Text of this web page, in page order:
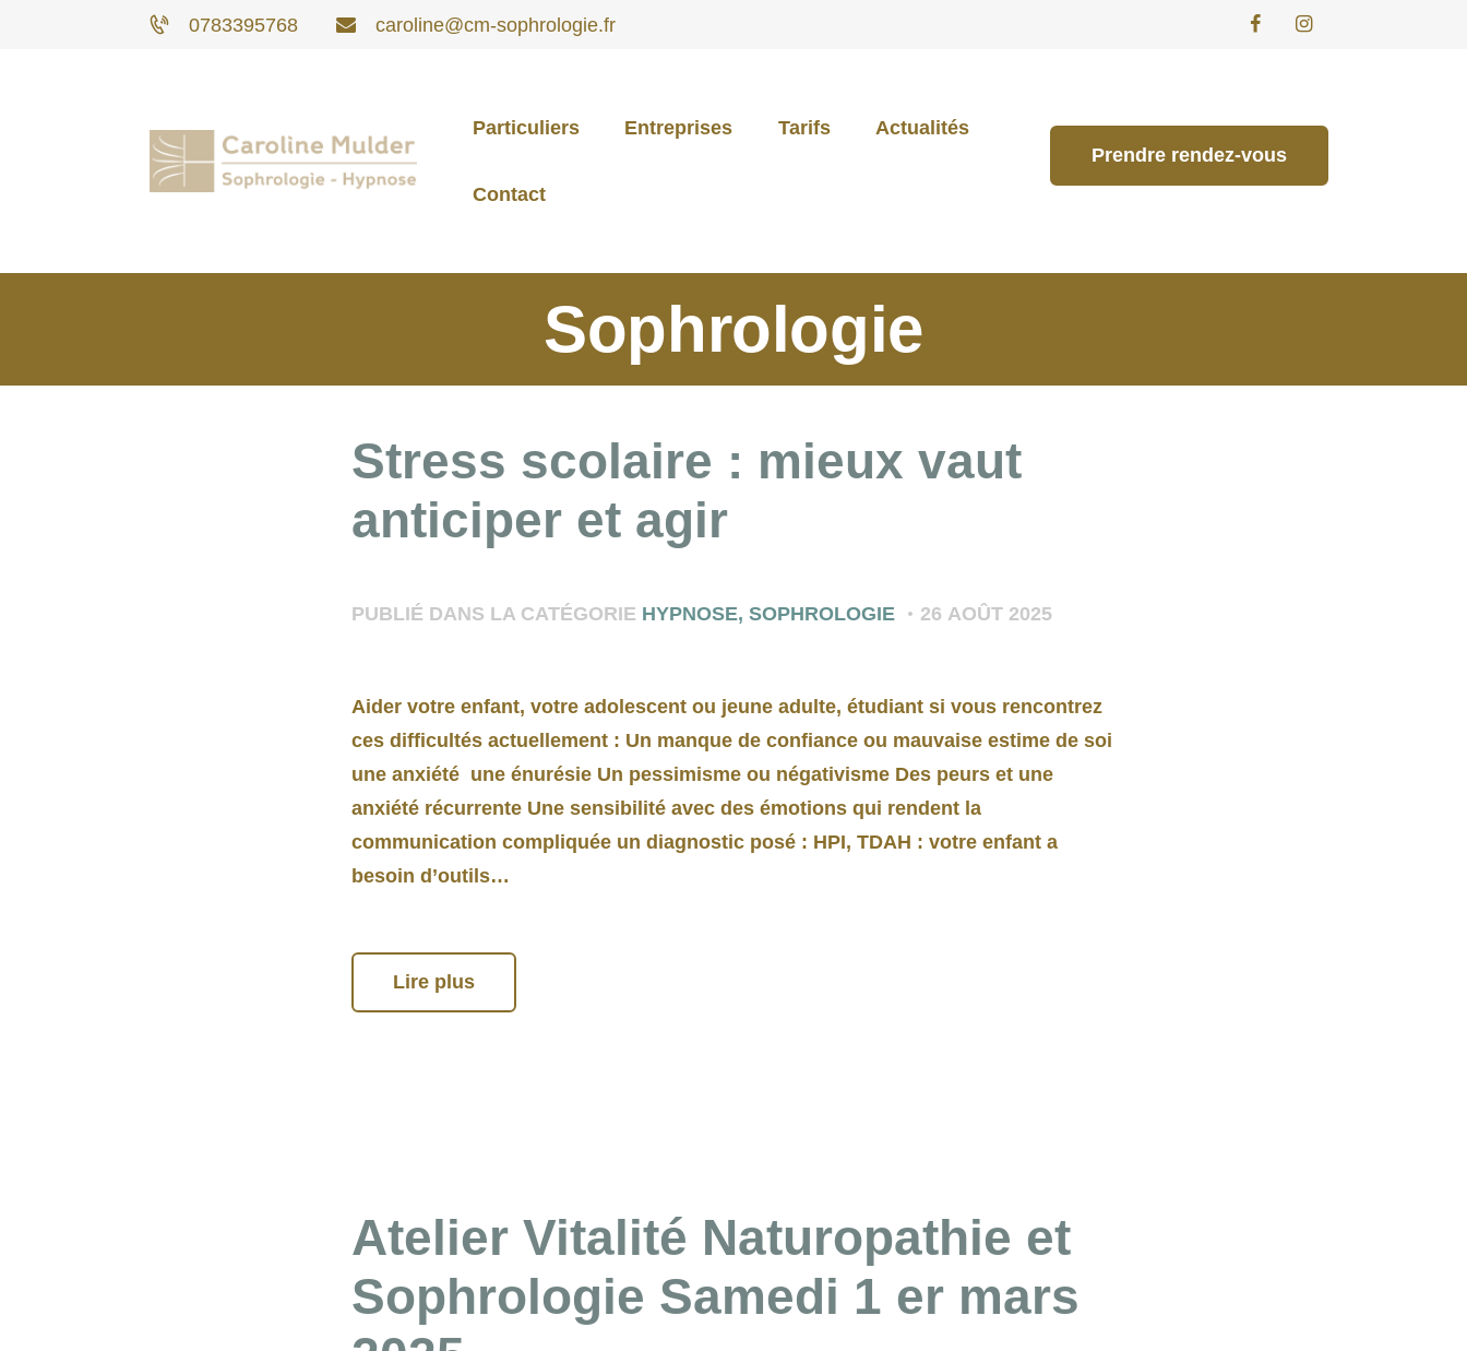
0783395768 caroline@cm-sophrologie.fr
Particuliers Entreprises Tarifs Actualités
Contact
Prendre rendez-vous
Sophrologie
PARTICULIERS
ENTREPRISES
TARIFS
CONTACT
Stress scolaire : mieux vaut
anticiper et agir
PUBLIÉ DANS LA CATÉGORIE HYPNOSE, SOPHROLOGIE 26 AOÛT 2025
Aider votre enfant, votre adolescent ou jeune adulte, étudiant si vous rencontrez
ces difficultés actuellement : Un manque de confiance ou mauvaise estime de soi
une anxiété une énurésie Un pessimisme ou négativisme Des peurs et une
anxiété récurrente Une sensibilité avec des émotions qui rendent la
communication compliquée un diagnostic posé : HPI, TDAH : votre enfant a
besoin d’outils…
Lire plus
Atelier Vitalité Naturopathie et
Sophrologie Samedi 1 er mars